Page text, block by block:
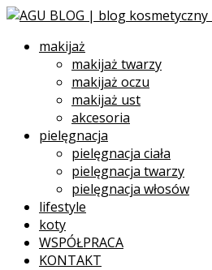
makijaż
makijaż twarzy
makijaż oczu
makijaż ust
akcesoria
pielęgnacja
pielęgnacja ciała
pielęgnacja twarzy
pielęgnacja włosów
lifestyle
koty
WSPÓŁPRACA
KONTAKT